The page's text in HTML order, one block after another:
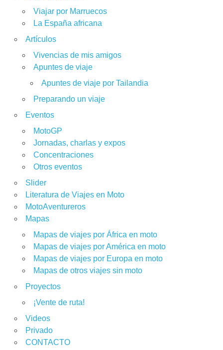
Viajar por Marruecos
La España africana
Artículos
Vivencias de mis amigos
Apuntes de viaje
Apuntes de viaje por Tailandia
Preparando un viaje
Eventos
MotoGP
Jornadas, charlas y expos
Concentraciones
Otros eventos
Slider
Literatura de Viajes en Moto
MotoAventureros
Mapas
Mapas de viajes por África en moto
Mapas de viajes por América en moto
Mapas de viajes por Europa en moto
Mapas de otros viajes sin moto
Proyectos
¡Vente de ruta!
Videos
Privado
CONTACTO